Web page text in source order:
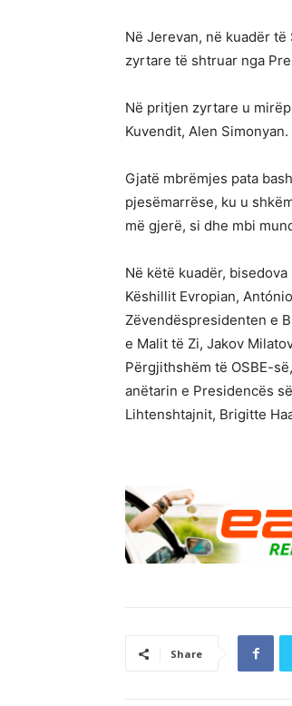
Në Jerevan, në kuadër
zyrtare të shtruar nga
Në pritjen zyrtare u
Kuvendit, Alen Simonyan.
Gjatë mbrëmjes pata
pjesëmarrëse, ku u
më gjerë, si dhe mbi
Në këtë kuadër,
Këshillit Evropian,
Zëvendëspresidenten e
e Malit të Zi, Jakov
Përgjithshëm të OSBE-
anëtarin e Presidencës
Lihtenshtajnit, Brigitte
Share